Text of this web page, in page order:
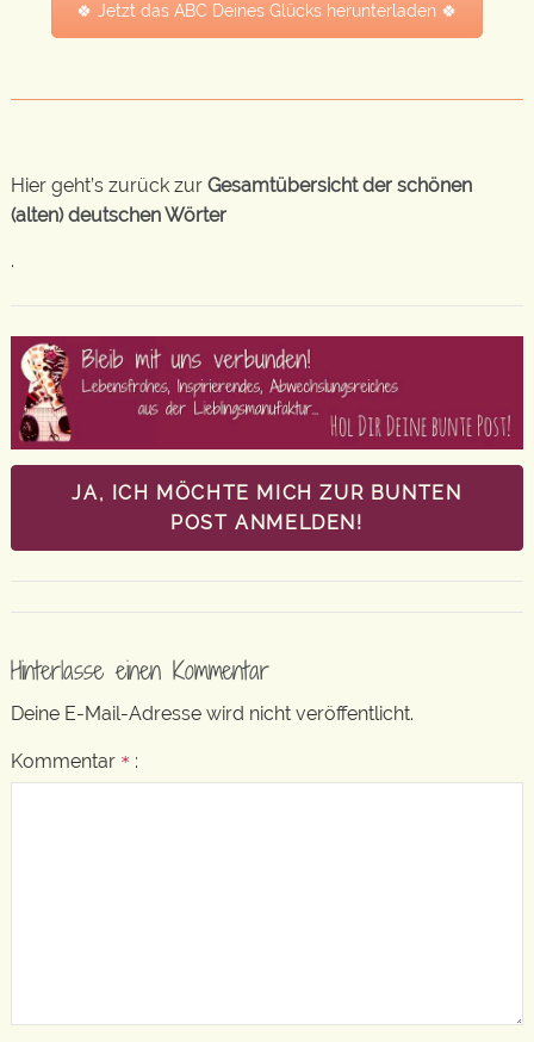
🍀 Jetzt das ABC Deines Glücks herunterladen 🍀
Hier geht’s zurück zur Gesamtübersicht der schönen
(alten) deutschen Wörter
.
JA, ICH MÖCHTE MICH ZUR BUNTEN
POST ANMELDEN!
Hinterlasse einen Kommentar
Deine E-Mail-Adresse wird nicht veröffentlicht.
Kommentar * :